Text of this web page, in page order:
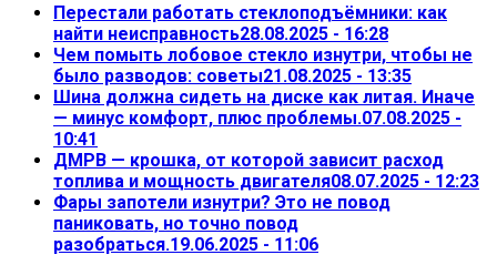
Перестали работать стеклоподъёмники: как
найти неисправность28.08.2025 - 16:28
Чем помыть лобовое стекло изнутри, чтобы не
было разводов: советы21.08.2025 - 13:35
Шина должна сидеть на диске как литая. Иначе
— минус комфорт, плюс проблемы.07.08.2025 -
10:41
ДМРВ — крошка, от которой зависит расход
топлива и мощность двигателя08.07.2025 - 12:23
Фары запотели изнутри? Это не повод
паниковать, но точно повод
разобраться.19.06.2025 - 11:06